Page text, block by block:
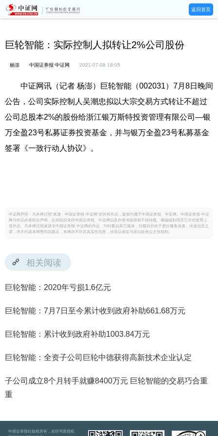
返回首页
巨轮智能：实际控制人拟转让2%公司股份
杨澎 中国证券报·中证网 2021-07-08 18:05
中证网讯（记者 杨澎）巨轮智能（002031）7月8日晚间
公告，公司实际控制人吴潮忠拟以大宗交易方式转让不超过
公司总股本2%的股份给浙江银万斯特投资管理有限公司—银
万全盈23号私募证券投资基金，并与银万全盈23号私募基金
签署《一致行动人协议》。
中证网声明：凡本网注明“来源：中国证券报·中证网”的所有作品，版权均属于中国证券报、中证网。中国证券报·中证
网与作品作者联合声明，任何组织未经中国证券报、中证网以及作者书面授权不得转载、摘编或利用其它方式使用上
述作品。凡本网注明来源非中国证券报·中证网的作品，均转载自其它媒体，转载目的在于更好服务读者、传递信息之
需，并不代表本网赞同其观点，本网亦不对其真实性负责，持异议者应与原出处单位主张权利。
相关阅读
巨轮智能：2020年亏损1.6亿元
巨轮智能：7月7日至今累计收到政府补助661.68万元
巨轮智能：累计收到政府补助1003.84万元
巨轮智能：全资子公司巨轮中德获得高新技术企业认定
子公司成立8个月转手就赚8400万元 巨轮智能的交易巧合重
重
中国证券报社版权所有，未经书面授权